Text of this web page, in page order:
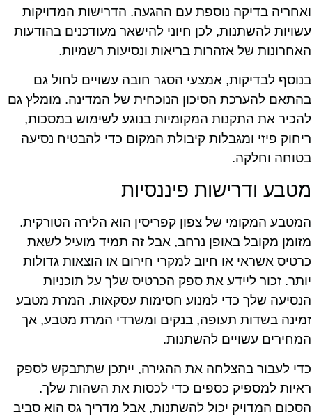
ואחריה בדיקה נוספת עם ההגעה. הדרישות המדויקות
עשויות להשתנות, לכן חיוני להישאר מעודכנים בהודעות
האחרונות של אזהרות בריאות ונסיעות רשמיות.
בנוסף לבדיקות, אמצעי הסגר חובה עשויים לחול גם
בהתאם להערכת הסיכון הנוכחית של המדינה. מומלץ גם
להכיר את התקנות המקומיות בנוגע לשימוש במסכות,
ריחוק פיזי ומגבלות קיבולת המקום כדי להבטיח נסיעה
בטוחה וחלקה.
מטבע ודרישות פיננסיות
המטבע המקומי של צפון קפריסין הוא הלירה הטורקית.
מזומן מקובל באופן נרחב, אבל זה תמיד מועיל לשאת
כרטיס אשראי או חיוב למקרי חירום או הוצאות גדולות
יותר. זכור ליידע את ספק הכרטיס שלך על תוכניות
הנסיעה שלך כדי למנוע חסימות עסקאות. המרת מטבע
זמינה בשדות תעופה, בנקים ומשרדי המרת מטבע, אך
המחירים עשויים להשתנות.
כדי לעבור בהצלחה את ההגירה, ייתכן שתתבקש לספק
ראיות למספיק כספים כדי לכסות את השהות שלך.
הסכום המדויק יכול להשתנות, אבל מדריך גס הוא סביב